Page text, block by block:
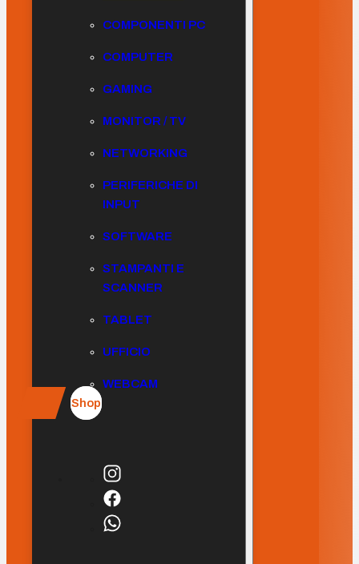
COMPONENTI PC
COMPUTER
GAMING
MONITOR / TV
NETWORKING
PERIFERICHE DI
INPUT
SOFTWARE
STAMPANTI E
SCANNER
TABLET
UFFICIO
WEBCAM
Shop